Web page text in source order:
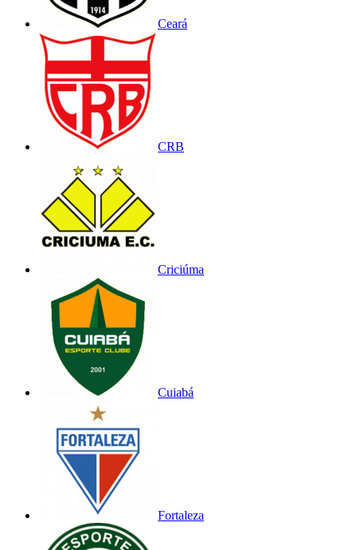
Ceará
CRB
Criciúma
Cuiabá
Fortaleza